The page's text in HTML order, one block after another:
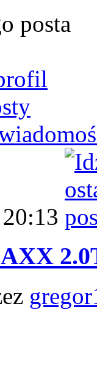
posta
20:13